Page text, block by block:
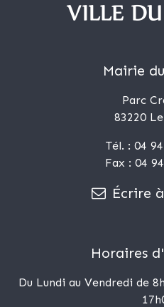
Mairie
Parc
83220
Tél. : 04
Fax : 04
Écrire
Horaires
Du Lundi au Vendredi de